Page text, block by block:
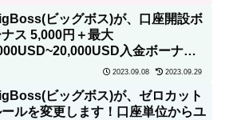
ビッグボス)が、口座開設ボ
ナス 5,000円＋最大
入金ボーナス
ャンペーンを実施！2023.09.08 2023.09.29
ビッグボス)が、ゼロカット
ールを変更します！口座単位からユ